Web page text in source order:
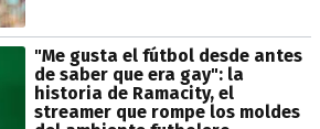
"Me gusta el fútbol desde antes
de saber que era gay": la
historia de Ramacity, el
streamer que rompe los moldes